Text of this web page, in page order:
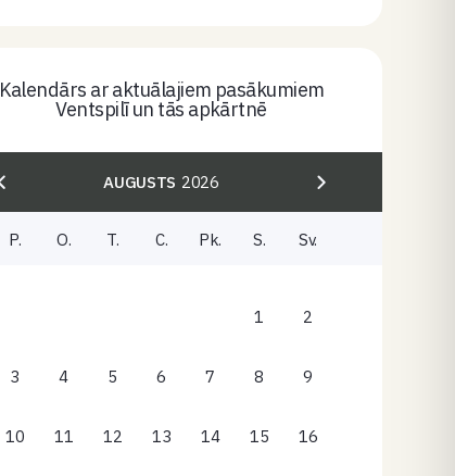
Kalendārs ar aktuālajiem pasākumiem
Ventspilī un tās apkārtnē
AUGUSTS 2026
P. O. T. C. Pk. S. Sv.
1 2
3 4 5 6 7 8 9
10 11 12 13 14 15 16